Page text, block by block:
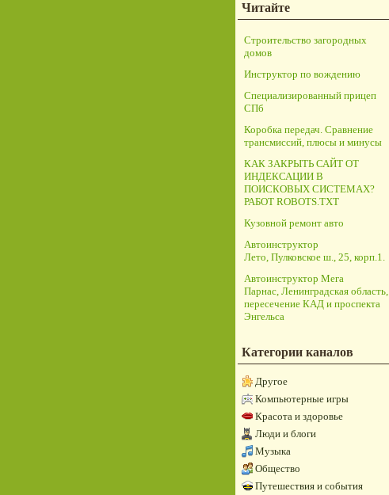
Читайте
Строительство загородных
домов
Инструктор по вождению
Специализированный прицеп
СПб
Коробка передач. Сравнение
трансмиссий, плюсы и минусы
КАК ЗАКРЫТЬ САЙТ ОТ
ИНДЕКСАЦИИ В
ПОИСКОВЫХ СИСТЕМАХ?
РАБОТ ROBOTS.TXT
Кузовной ремонт авто
Автоинструктор
Лето, Пулковское ш., 25, корп.1.
Автоинструктор Мега
Парнас, Ленинградская область,
пересечение КАД и проспекта
Энгельса
Категории каналов
Другое
Компьютерные игры
Красота и здоровье
Люди и блоги
Музыка
Общество
Путешествия и события